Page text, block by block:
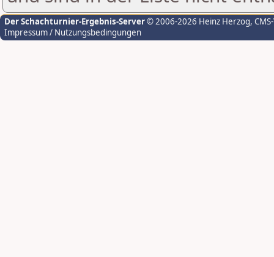
Der Schachturnier-Ergebnis-Server© 2006-2026 Heinz Herzog,
Impressum / Nutzungsbedingungen